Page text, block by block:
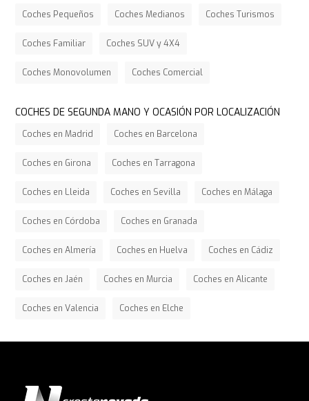
Coches Pequeños Coches Medianos Coches Turismos
Coches Familiar Coches SUV y 4X4
Coches Monovolumen Coches Comercial
COCHES DE SEGUNDA MANO Y OCASIÓN POR LOCALIZACIÓN
Coches en Madrid Coches en Barcelona
Coches en Girona Coches en Tarragona
Coches en Lleida Coches en Sevilla Coches en Málaga
Coches en Córdoba Coches en Granada
Coches en Almería Coches en Huelva Coches en Cádiz
Coches en Jaén Coches en Murcia Coches en Alicante
Coches en Valencia Coches en Elche